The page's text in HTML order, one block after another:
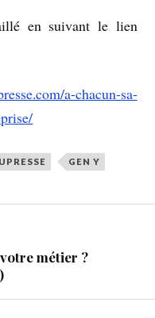
en suivant le lien
a-chacun-sa-
GEN Y
métier ?